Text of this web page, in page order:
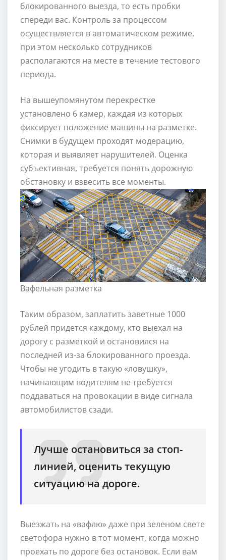
блокированного выезда, то есть пробки
спереди вас. Контроль за процессом
осуществляется в автоматическом режиме,
при этом несколько сотрудников
располагаются на месте в течение тестового
периода.
На вышеупомянутом перекрестке
установлено 6 камер, каждая из которых
фиксирует положение машины на разметке.
Снимки в будущем проходят модерацию,
которая и выявляет нарушителей. Оценка
субъективная, требуется понять дорожную
обстановку и взвесить все моменты.
Вафельная разметка
Таким образом, заплатить заветные 1000
рублей придется каждому, кто выехал на
дорогу с разметкой и остановился на
последней из-за блокированного проезда.
Чтобы не угодить в такую «ловушку»,
начинающим водителям не требуется
поддаваться на провокации в виде сигнала
автомобилистов сзади.
Лучше остановиться за стоп-
линией, оценить текущую
ситуацию на дороге.
Выезжать на «вафлю» даже при зеленом свете
светофора нужно в тот момент, когда можно
проехать по дороге без остановок. Если вам